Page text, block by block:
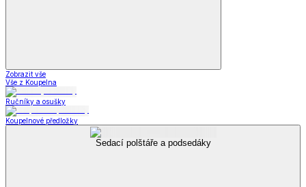
Zobrazit vše
Vše z Koupelna
Ručníky a osušky
Koupelnové předložky
Sedací polštáře a podsedáky